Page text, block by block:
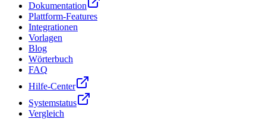
Dokumentation
Plattform-Features
Integrationen
Vorlagen
Blog
Wörterbuch
FAQ
Hilfe-Center
Systemstatus
Vergleich